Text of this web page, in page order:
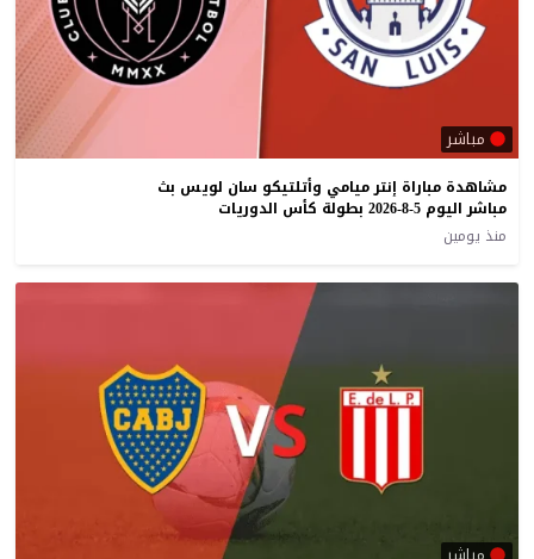
مباشر
مشاهدة مباراة إنتر ميامي وأتلتيكو سان لويس بث
مباشر اليوم 5-8-2026 بطولة كأس الدوريات
منذ يومين